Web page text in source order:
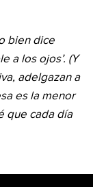
bien dice
a los ojos’. (Y
adelgazan a
es la menor
que cada día